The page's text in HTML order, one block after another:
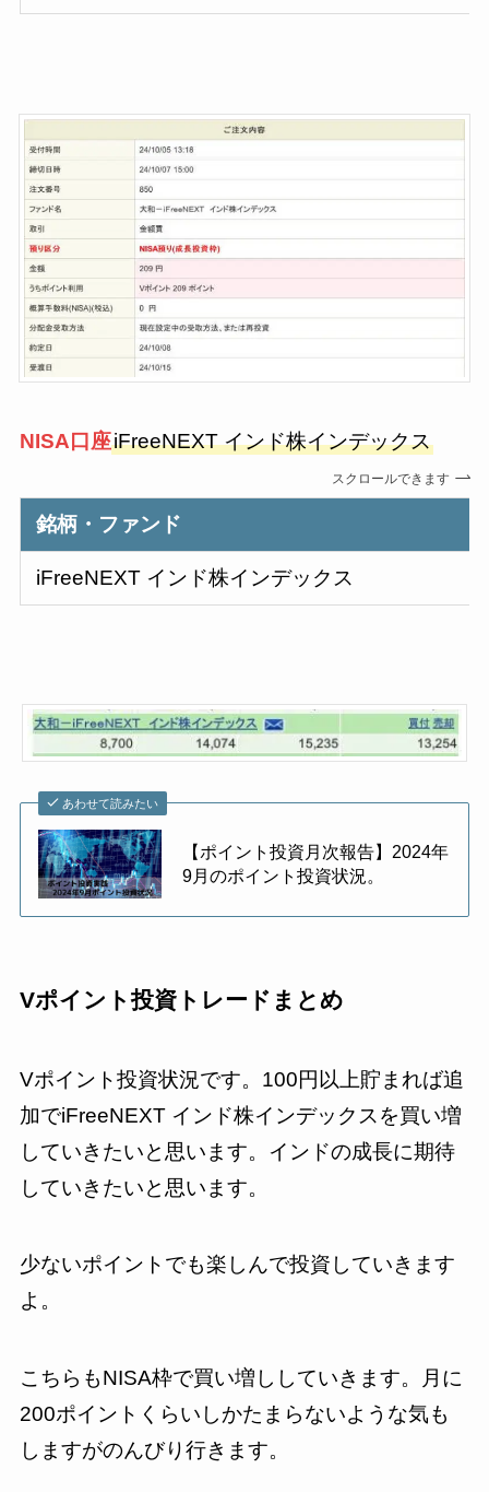
NISA口座iFreeNEXT インド株インデックス
スクロールできます
銘柄・ファンド
iFreeNEXT インド株インデックス
あわせて読みたい
【ポイント投資月次報告】2024年
9月のポイント投資状況。
Vポイント投資トレードまとめ
Vポイント投資状況です。100円以上貯まれば追
加でiFreeNEXT インド株インデックスを買い増
していきたいと思います。インドの成長に期待
していきたいと思います。
少ないポイントでも楽しんで投資していきます
よ。
こちらもNISA枠で買い増ししていきます。月に
200ポイントくらいしかたまらないような気も
しますがのんびり行きます。